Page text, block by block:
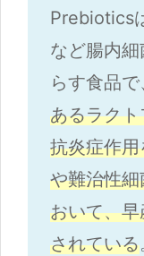
Prebiotics
など腸内
らす食品で
あるラク
抗炎症作
や難治性
おいて、
されている